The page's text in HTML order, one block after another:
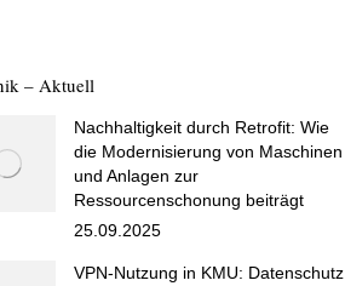
– Aktuell
Nachhaltigkeit durch Retrofit: Wie
die Modernisierung von Maschinen
und Anlagen zur
Ressourcenschonung beiträgt
25.09.2025
VPN-Nutzung in KMU: Datenschutz